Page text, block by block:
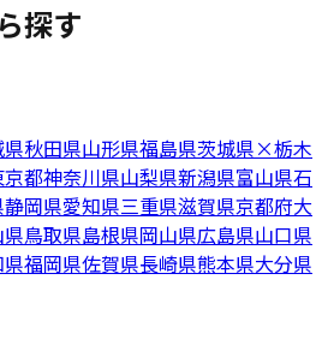
探す
秋田県山形県福島県茨城県×栃木
京都神奈川県山梨県新潟県富山県石
静岡県愛知県三重県滋賀県京都府大
鳥取県島根県岡山県広島県山口県
福岡県佐賀県長崎県熊本県大分県